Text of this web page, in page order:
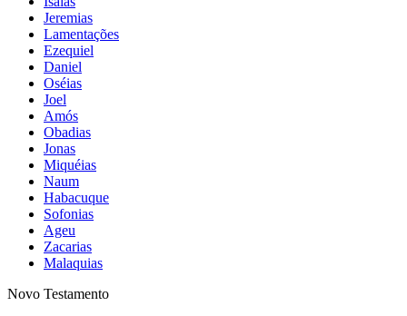
Jeremias
Lamentações
Ezequiel
Daniel
Oséias
Joel
Amós
Obadias
Jonas
Miquéias
Naum
Habacuque
Sofonias
Ageu
Zacarias
Malaquias
Novo Testamento